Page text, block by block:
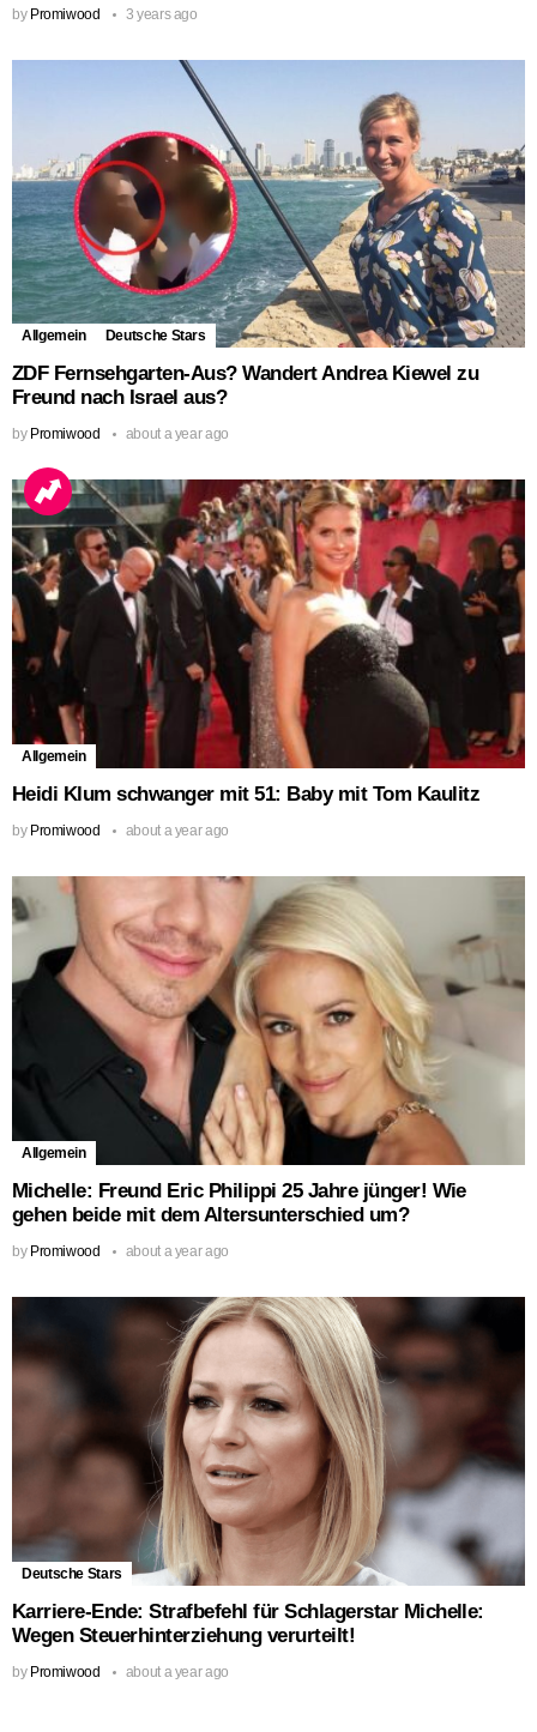
by Promiwood 3 years ago
Allgemein Deutsche Stars
ZDF Fernsehgarten-Aus? Wandert Andrea Kiewel zu
Freund nach Israel aus?
by Promiwood about a year ago
Allgemein
Heidi Klum schwanger mit 51: Baby mit Tom Kaulitz
by Promiwood about a year ago
Allgemein
Michelle: Freund Eric Philippi 25 Jahre jünger! Wie
gehen beide mit dem Altersunterschied um?
by Promiwood about a year ago
Deutsche Stars
Karriere-Ende: Strafbefehl für Schlagerstar Michelle:
Wegen Steuerhinterziehung verurteilt!
by Promiwood about a year ago